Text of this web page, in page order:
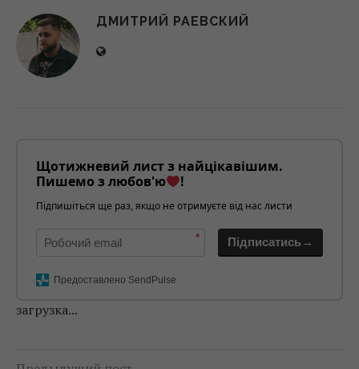
ДМИТРИЙ РАЕВСКИЙ
Щотижневий лист з найцікавішим.
Пишемо з любов'ю
!
Підпишіться ще раз, якщо не отримуєте від нас листи
* Підписатись→
Предоставлено SendPulse
загрузка...